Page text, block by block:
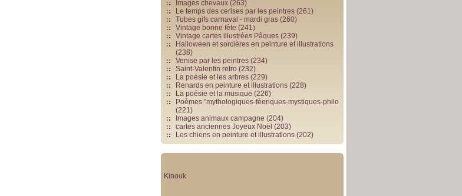
Images chevaux (263)
Le temps des cerises par les peintres (261)
Tubes gifs carnaval - mardi gras (260)
Vintage bonne fête (241)
Vintage cartes illustrées Pâques (239)
Halloween et sorcières en peinture et illustrations
(238)
Venise par les peintres (234)
Saint-Valentin retro (232)
La poésie et les arbres (229)
Renards en peinture et illustrations (228)
La poésie et la musique (226)
Poèmes "mythologiques-féeriques-mystiques-philo
(221)
Images animaux campagne (204)
cartes anciennes Joyeux Noël (203)
Les chiens en peinture et illustrations (202)
Kinouk